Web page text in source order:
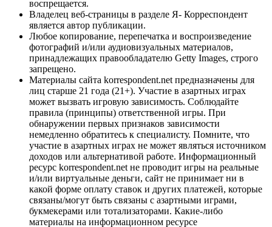
воспрещается.
Владелец веб-страницы в разделе Я- Корреспондент
является автор публикации.
Любое копирование, перепечатка и воспроизведение
фотографий и/или аудиовизуальных материалов,
принадлежащих правообладателю Getty Images, строго
запрещено.
Материалы сайта korrespondent.net предназначены для
лиц старше 21 года (21+). Участие в азартных играх
может вызвать игровую зависимость. Соблюдайте
правила (принципы) ответственной игры. При
обнаружении первых признаков зависимости
немедленно обратитесь к специалисту. Помните, что
участие в азартных играх не может являться источником
доходов или альтернативой работе. Информационный
ресурс korrespondent.net не проводит игры на реальные
и/или виртуальные деньги, сайт не принимает ни в
какой форме оплату ставок и других платежей, которые
связаны/могут быть связаны с азартными играми,
букмекерами или тотализаторами. Какие-либо
материалы на информационном ресурсе